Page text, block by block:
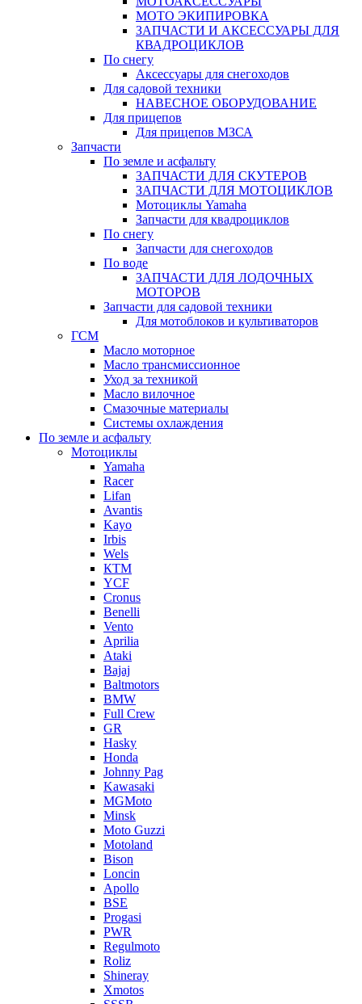
МОТО ЭКИПИРОВКА
ЗАПЧАСТИ И АКСЕССУАРЫ ДЛЯ
КВАДРОЦИКЛОВ
По снегу
Аксессуары для снегоходов
Для садовой техники
НАВЕСНОЕ ОБОРУДОВАНИЕ
Для прицепов
Для прицепов МЗСА
Запчасти
По земле и асфальту
ЗАПЧАСТИ ДЛЯ СКУТЕРОВ
ЗАПЧАСТИ ДЛЯ МОТОЦИКЛОВ
Мотоциклы Yamaha
Запчасти для квадроциклов
По снегу
Запчасти для снегоходов
По воде
ЗАПЧАСТИ ДЛЯ ЛОДОЧНЫХ
МОТОРОВ
Запчасти для садовой техники
Для мотоблоков и культиваторов
ГСМ
Масло моторное
Масло трансмиссионное
Уход за техникой
Масло вилочное
Смазочные материалы
Системы охлаждения
По земле и асфальту
Мотоциклы
Yamaha
Racer
Lifan
Avantis
Kayo
Irbis
Wels
КТМ
YCF
Cronus
Benelli
Vento
Aprilia
Ataki
Bajaj
Baltmotors
BMW
Full Crew
GR
Hasky
Honda
Johnny Pag
Kawasaki
MGMoto
Minsk
Moto Guzzi
Motoland
Bison
Loncin
Apollo
BSE
Progasi
PWR
Regulmoto
Roliz
Shineray
Xmotos